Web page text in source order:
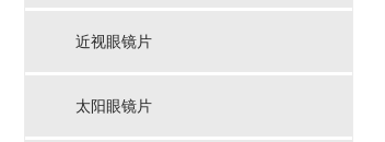
近视眼镜片
太阳眼镜片